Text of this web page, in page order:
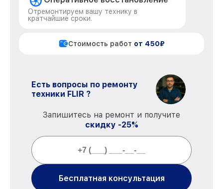
Отремонтируем вашу технику в
кратчайшие сроки.
Стоимость работ от 450₽
Есть вопросы по ремонту
техники FLIR ?
Запишитесь на ремонт и получите
скидку -25%
Бесплатная консультация